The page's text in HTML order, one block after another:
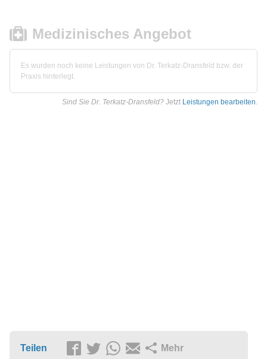
Medizinisches Angebot
Es wurden noch keine Leistungen von Dr. Terkatz-Dransfeld bzw. der
Praxis hinterlegt.
Sind Sie Dr. Terkatz-Dransfeld? Jetzt Leistungen bearbeiten.
Teilen Mehr